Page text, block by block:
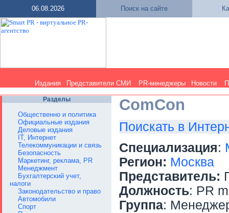
06.08.2026 Поиск на сайте
Издания Представители СМИ PR-менеджеры Новости
Разделы
Общественно и политика
Официальные издания
Деловые издания
IT, Интернет
Телекоммуникации и связь
Безопасность
Маркетинг, реклама, PR
Менеджмент
Бухгалтерский учет,
налоги
Законодательство и право
Автомобили
Спорт
ComCon
Поискать в
Специализация:
Регион: Москва
Представитель:
Должность: PR
Группа: